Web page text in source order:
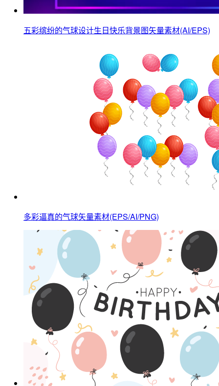
五彩缤纷的气球设计生日快乐背景图矢量素材(AI/EPS)
多彩逼真的气球矢量素材(EPS/AI/PNG)